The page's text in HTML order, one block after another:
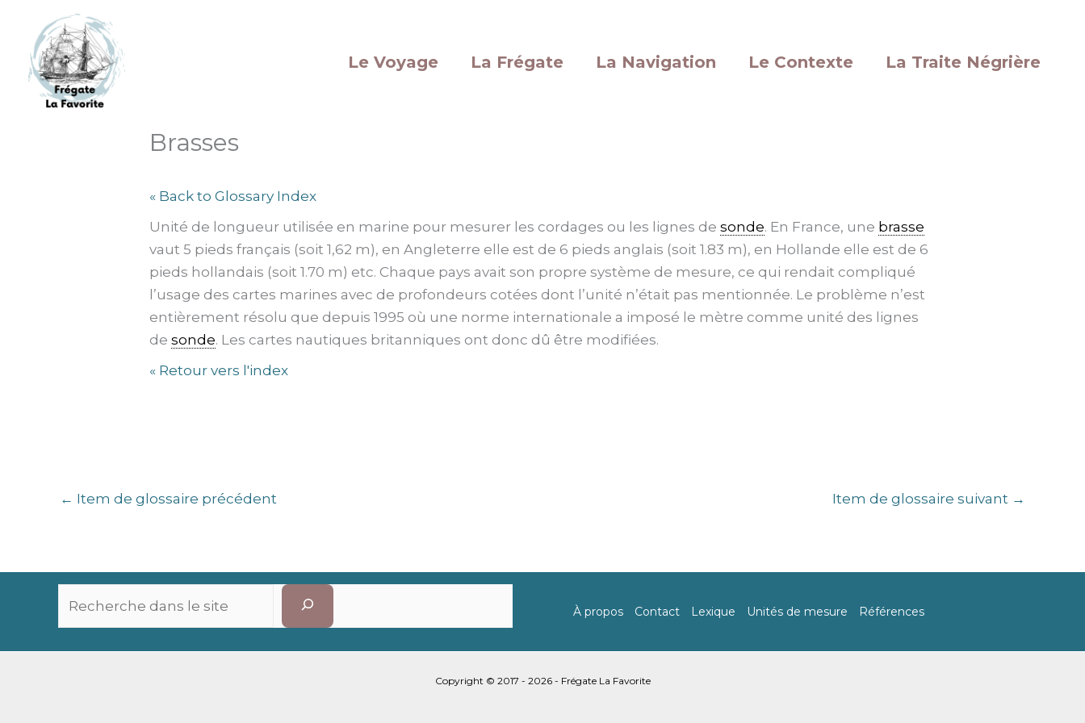
contenu
Le Voyage La Frégate La Navigation Le Contexte La Traite Négrière
Brasses
« Back to Glossary Index
Unité de longueur utilisée en marine pour mesurer les cordages ou les lignes desonde. En France, une brasse
vaut 5 pieds français (soit 1,62 m), en Angleterre elle est de 6 pieds anglais (soit 1.83 m), en Hollande elle est de 6
pieds hollandais (soit 1.70 m) etc. Chaque pays avait son propre système de mesure, ce qui rendait compliqué
l’usage des cartes marines avec de profondeurs cotées dont l’unité n’était pas mentionnée. Le problème n’est
entièrement résolu que depuis 1995 où une norme internationale a imposé le mètre comme unité des lignes
desonde. Les cartes nautiques britanniques ont donc dû être modifiées.
« Retour vers l'index
← Item de glossaire précédent Item de glossaire suivant →
À propos Contact Lexique Unités de mesure Références
Copyright © 2017 - 2026 - Frégate La Favorite